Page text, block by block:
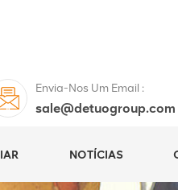
Envia-Nos Um Email :
sale@detuogroup.com
NOTÍCIAS